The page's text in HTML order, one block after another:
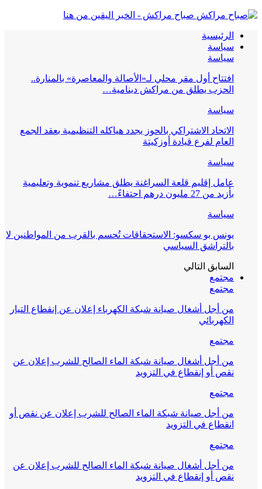
صباح مراكش - الخبر اليقين من هنا
الرئيسية
سياسة
سياسة
افتتاح أول مقر محلي لـ«الأصالة والمعاصرة» بالمنارة..
الحزب يطلق من مراكش دينامية…
سياسة
الاتحاد الاشتراكي بالحوز يجدد هياكله التنظيمية بعقد الجمع
العام لفرع قيادة أوزكيتة
سياسة
عامل إقليم قلعة السراغنة يطلق مشاريع تنموية وتعليمية
بأزيد من 27 مليون درهم احتفاءً…
سياسة
يونس بو سكسو: الاستحقاقات تُحسم بالقرب من المواطنين لا
بالتراشق السياسي
السابق التالي
مجتمع
مجتمع
من أجل أشغال صيانة شبكة الكهرباء إعلان عن إنقطاع التيار
الكهربائي
مجتمع
من أجل أشغال صيانة شبكة الماء الصالح للشرب إعلان عن
نقص أو إنقطاع في التزويد
مجتمع
من أجل صيانة شبكة الماء الصالح للشرب إعلان عن نقص أو
انقطاع في التزويد
مجتمع
من أجل أشغال صيانة شبكة الماء الصالح للشرب إعلان عن
نقص أو إنقطاع في التزويد